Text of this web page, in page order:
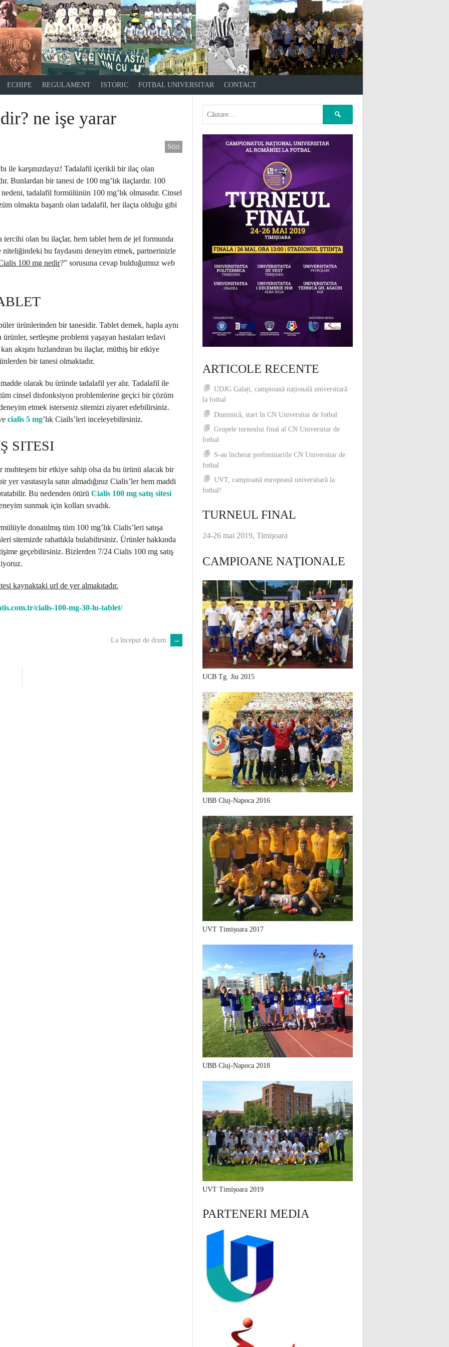
ECHIPE REGULAMENT ISTORIC FOTBAL UNIVERSITAR CONTACT
ne işe yarar
Stiri
ile karşınızdayız! Tadalafil içerikli bir ilaç olan
Bunlardan bir tanesi de 100 mg’lık ilaçlardır. 100
tadalafil formülünün 100 mg’lık olmasıdır. Cinsel
olmakta başarılı olan tadalafil, her ilaçta olduğu gibi
olan bu ilaçlar, hem tablet hem de jel formunda
bu faydasını deneyim etmek, partnerinizle
100 mg nedir?” sorusuna cevap bulduğumuz web
ürünlerinden bir tanesidir. Tablet demek, hapla aynı
sertleşme problemi yaşayan hastaları tedavi
akışını hızlandıran bu ilaçlar, müthiş bir etkiye
bir tanesi olmaktadır.
olarak bu üründe tadalafil yer alır. Tadalafil ile
cinsel disfonksiyon problemlerine geçici bir çözüm
etmek isterseniz sitemizi ziyaret edebilirsiniz.
cialis 5 mg’lık Ciails’leri inceleyebilirsiniz.
SITESI
muhteşem bir etkiye sahip olsa da bu ürünü alacak bir
vasıtasıyla satın almadığınız Cialis’ler hem maddi
Bu nedenden ötürü Cialis 100 mg satış sitesi
sunmak için kolları sıvadık.
donatılmış tüm 100 mg’lık Cialis’leri satışa
sitemizde rahatlıkla bulabilirsiniz. Ürünler hakkında
geçebilirsiniz. Bizlerden 7/24 Cialis 100 mg satış
kaynaktaki url de yer almakıtadır.
cialis-100-mg-30-lu-tablet/
La început de drum →
ARTICOLE RECENTE
UDJG Galați, campioană națională universitară
la fotbal
Duminică, start în CN Universitar de fotbal
Grupele turneului final al CN Universitar de
fotbal
S-au încheiat preliminariile CN Universitar de
fotbal
UVT, campioană europeană universitară la
fotbal!
TURNEUL FINAL
24-26 mai 2019, Timişoara
CAMPIOANE NAŢIONALE
UCB Tg. Jiu 2015
UBB Cluj-Napoca 2016
UVT Timișoara 2017
UBB Cluj-Napoca 2018
UVT Timișoara 2019
PARTENERI MEDIA